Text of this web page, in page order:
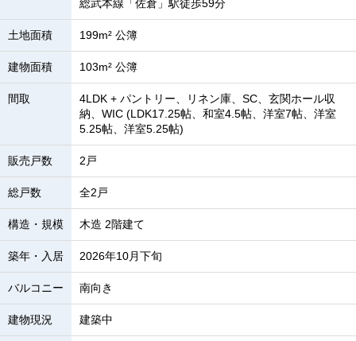
総武本線「佐倉」駅徒歩59分
土地面積 199m² 公簿
建物面積 103m² 公簿
間取
4LDK + パントリー、リネン庫、SC、玄関ホール収
納、WIC (LDK17.25帖、和室4.5帖、洋室7帖、洋室
5.25帖、洋室5.25帖)
販売戸数 2戸
総戸数 全2戸
構造・規模 木造 2階建て
築年・入居 2026年10月下旬
バルコニー 南向き
建物現況 建築中